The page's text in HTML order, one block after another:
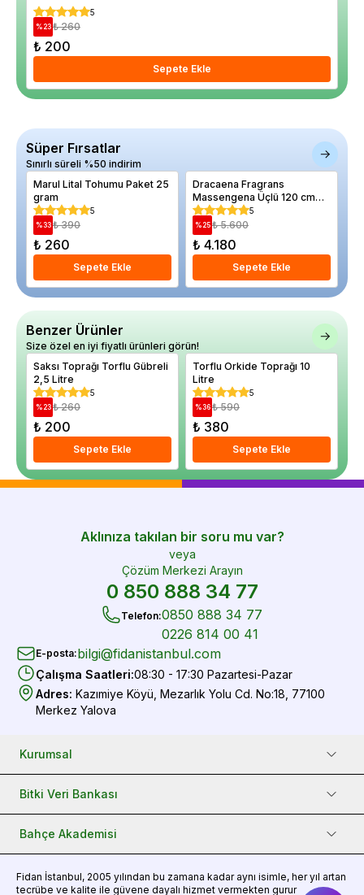
5
%23 ₺ 260
₺ 200
Sepete Ekle
Süper Fırsatlar
Sınırlı süreli %50 indirim
Marul Lital Tohumu Paket 25
gram
5
%33 ₺ 390
₺ 260
Sepete Ekle
Dracaena Fragrans
Massengena Üçlü 120 cm
Saksıda
5
%25 ₺ 5.600
₺ 4.180
Sepete Ekle
Benzer Ürünler
Size özel en iyi fiyatlı ürünleri görün!
Saksı Toprağı Torflu Gübreli
2,5 Litre
5
%23 ₺ 260
₺ 200
Sepete Ekle
Torflu Orkide Toprağı 10
Litre
5
%36 ₺ 590
₺ 380
Sepete Ekle
Aklınıza takılan bir soru mu var?
veya
Çözüm Merkezi Arayın
0 850 888 34 77
Telefon:0850 888 34 77
0226 814 00 41
E-posta:bilgi@fidanistanbul.com
Çalışma Saatleri:08:30 - 17:30 Pazartesi-Pazar
Adres: Kazımiye Köyü, Mezarlık Yolu Cd. No:18, 77100
Merkez Yalova
Kurumsal
Bitki Veri Bankası
Bahçe Akademisi
Fidan İstanbul, 2005 yılından bu zamana kadar aynı isimle, her yıl artan
tecrübe ve kalite ile güvene dayalı hizmet vermekten gurur